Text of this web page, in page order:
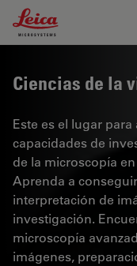
Leica Microsystems
Ciencias de la
Este es el lugar
capacidades de
de la microscopía
Aprenda a
interpretación de
investigación.
microscopía
imágenes,